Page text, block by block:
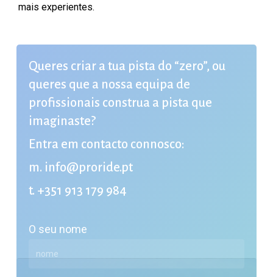
mais experientes.
Queres criar a tua pista do “zero”, ou
queres que a nossa equipa de
profissionais construa a pista que
imaginaste?
Entra em contacto connosco:
m. info@proride.pt
t. +351 913 179 984
O seu nome